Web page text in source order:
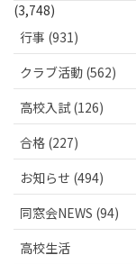
(3,748)
行事 (931)
クラブ活動 (562)
高校入試 (126)
合格 (227)
お知らせ (494)
同窓会NEWS (94)
高校生活